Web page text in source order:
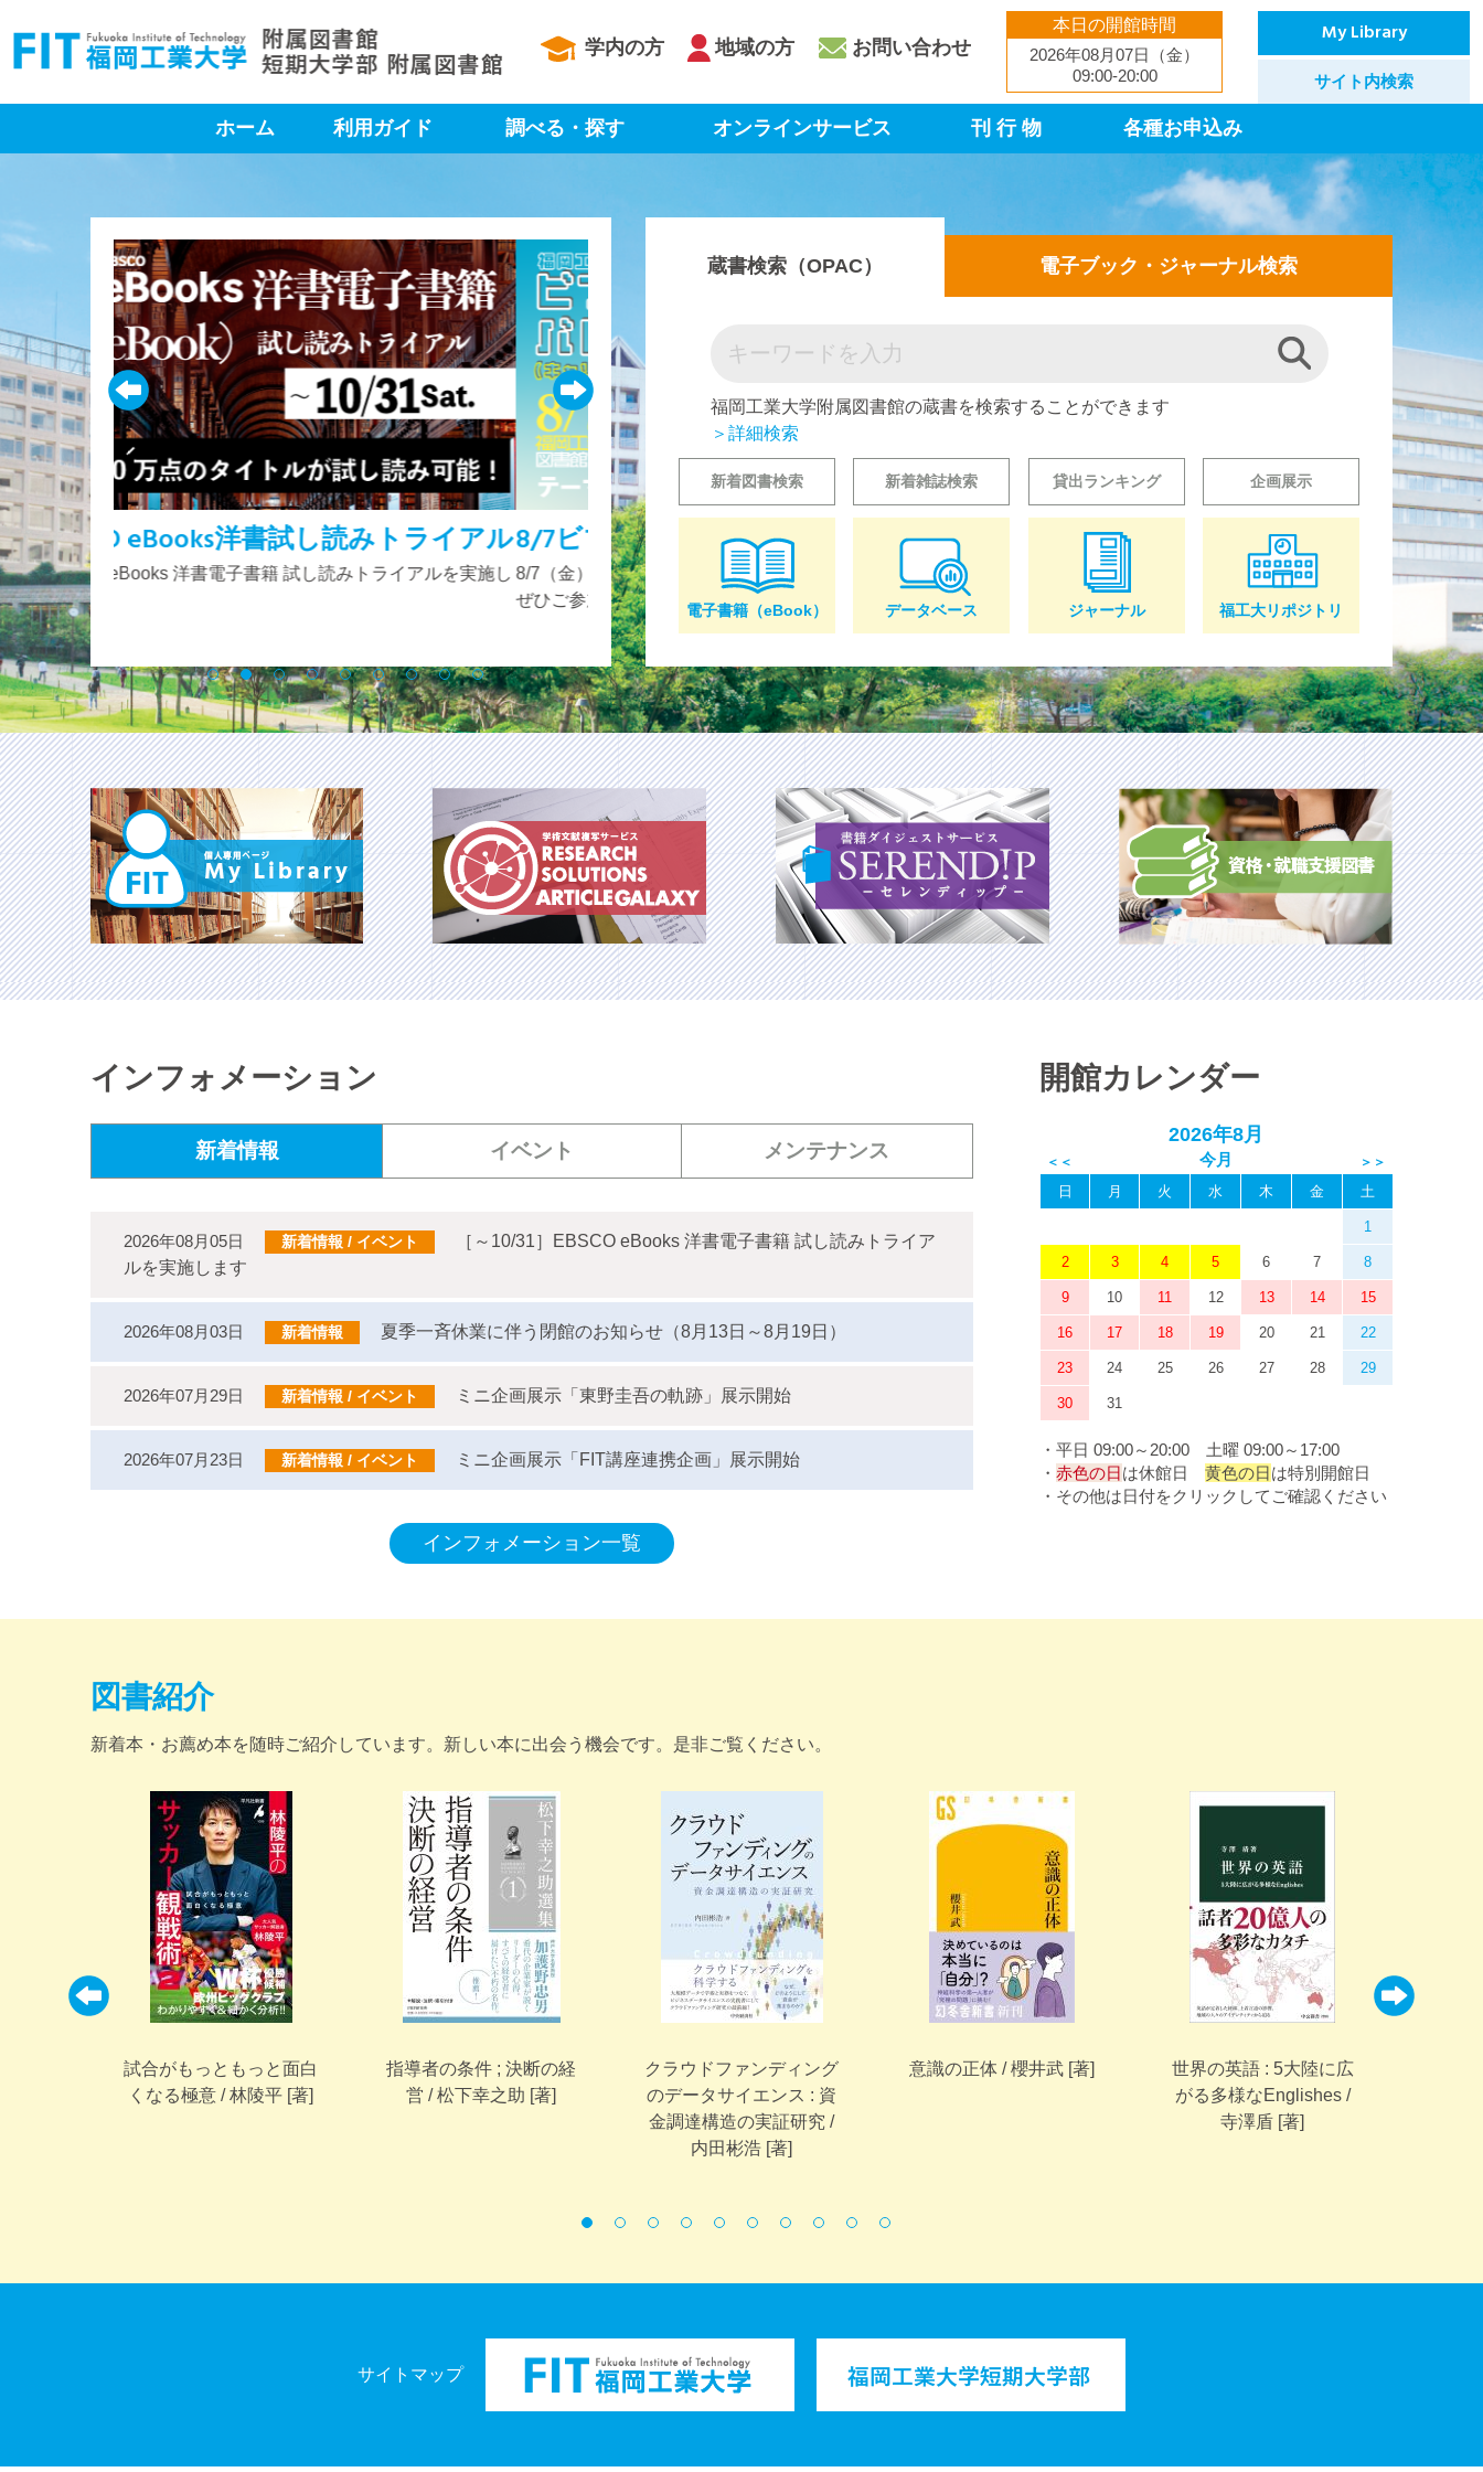
学内の方 地域の方 お問い合わせ
本日の開館時間
2026年08月07日（金）
09:00-20:00
My Library
サイト内検索
ホーム 利用ガイド 調べる・探す オンラインサービス 刊 行 物 各種お申込み
蔵書検索（OPAC） 電子ブック・ジャーナル検索
福岡工業大学附属図書館の蔵書を検索することができます
＞詳細検索
新着図書検索 新着雑誌検索 貸出ランキング 企画展示
電子書籍（eBook） データベース ジャーナル 福工大リポジトリ
イアル
ルを実施し
8/7ビブリオバトル参加者募集
8/7（金）にビブリオバトル（キャリア編）を開催します。
企画展示「あの人の“推し本”」
「あの人がオススメする本ならちょっと読んでみたいか
も」と思うことはありませんか？様々な視点で選ばれた“推
し本”は、学生生活やこの先の人生も豊かにしてくれるは
学生選書ツアー選書本展示中
第34回学生選書ツアーにて選ばれた本を
図書館4階サポートデスク前にて展示中です。
インフォメーション
新着情報 イベント メンテナンス
2026年08月05日 新着情報 / イベント
［～10/31］EBSCO eBooks 洋書電子書籍 試し読みトライア
ルを実施します
2026年08月03日 新着情報 夏季一斉休業に伴う閉館のお知らせ（8月13日～8月19日）
2026年07月29日 新着情報 / イベント ミニ企画展示「東野圭吾の軌跡」展示開始
2026年07月23日 新着情報 / イベント ミニ企画展示「FIT講座連携企画」展示開始
インフォメーション一覧
開館カレンダー
2026年8月
日 月 火 水 木 金 土
1
2 3 4 5 6 7 8
9 10 11 12 13 14 15
16 17 18 19 20 21 22
23 24 25 26 27 28 29
30 31
・平日 09:00～20:00 土曜 09:00～17:00
・ 赤色の日は休館日 黄色の日は特別開館日
・その他は日付をクリックしてご確認ください
図書紹介
新着本・お薦め本を随時ご紹介しています。新しい本に出会う機会です。是非ご覧ください。
試合がもっともっと面白
くなる極意 / 林陵平 [著]
指導者の条件 ; 決断の経
営 / 松下幸之助 [著]
クラウドファンディング
のデータサイエンス : 資
金調達構造の実証研究 /
内田彬浩 [著]
意識の正体 / 櫻井武 [著]
世界の英語 : 5大陸に広
がる多様なEnglishes /
寺澤盾 [著]
サイトマップ